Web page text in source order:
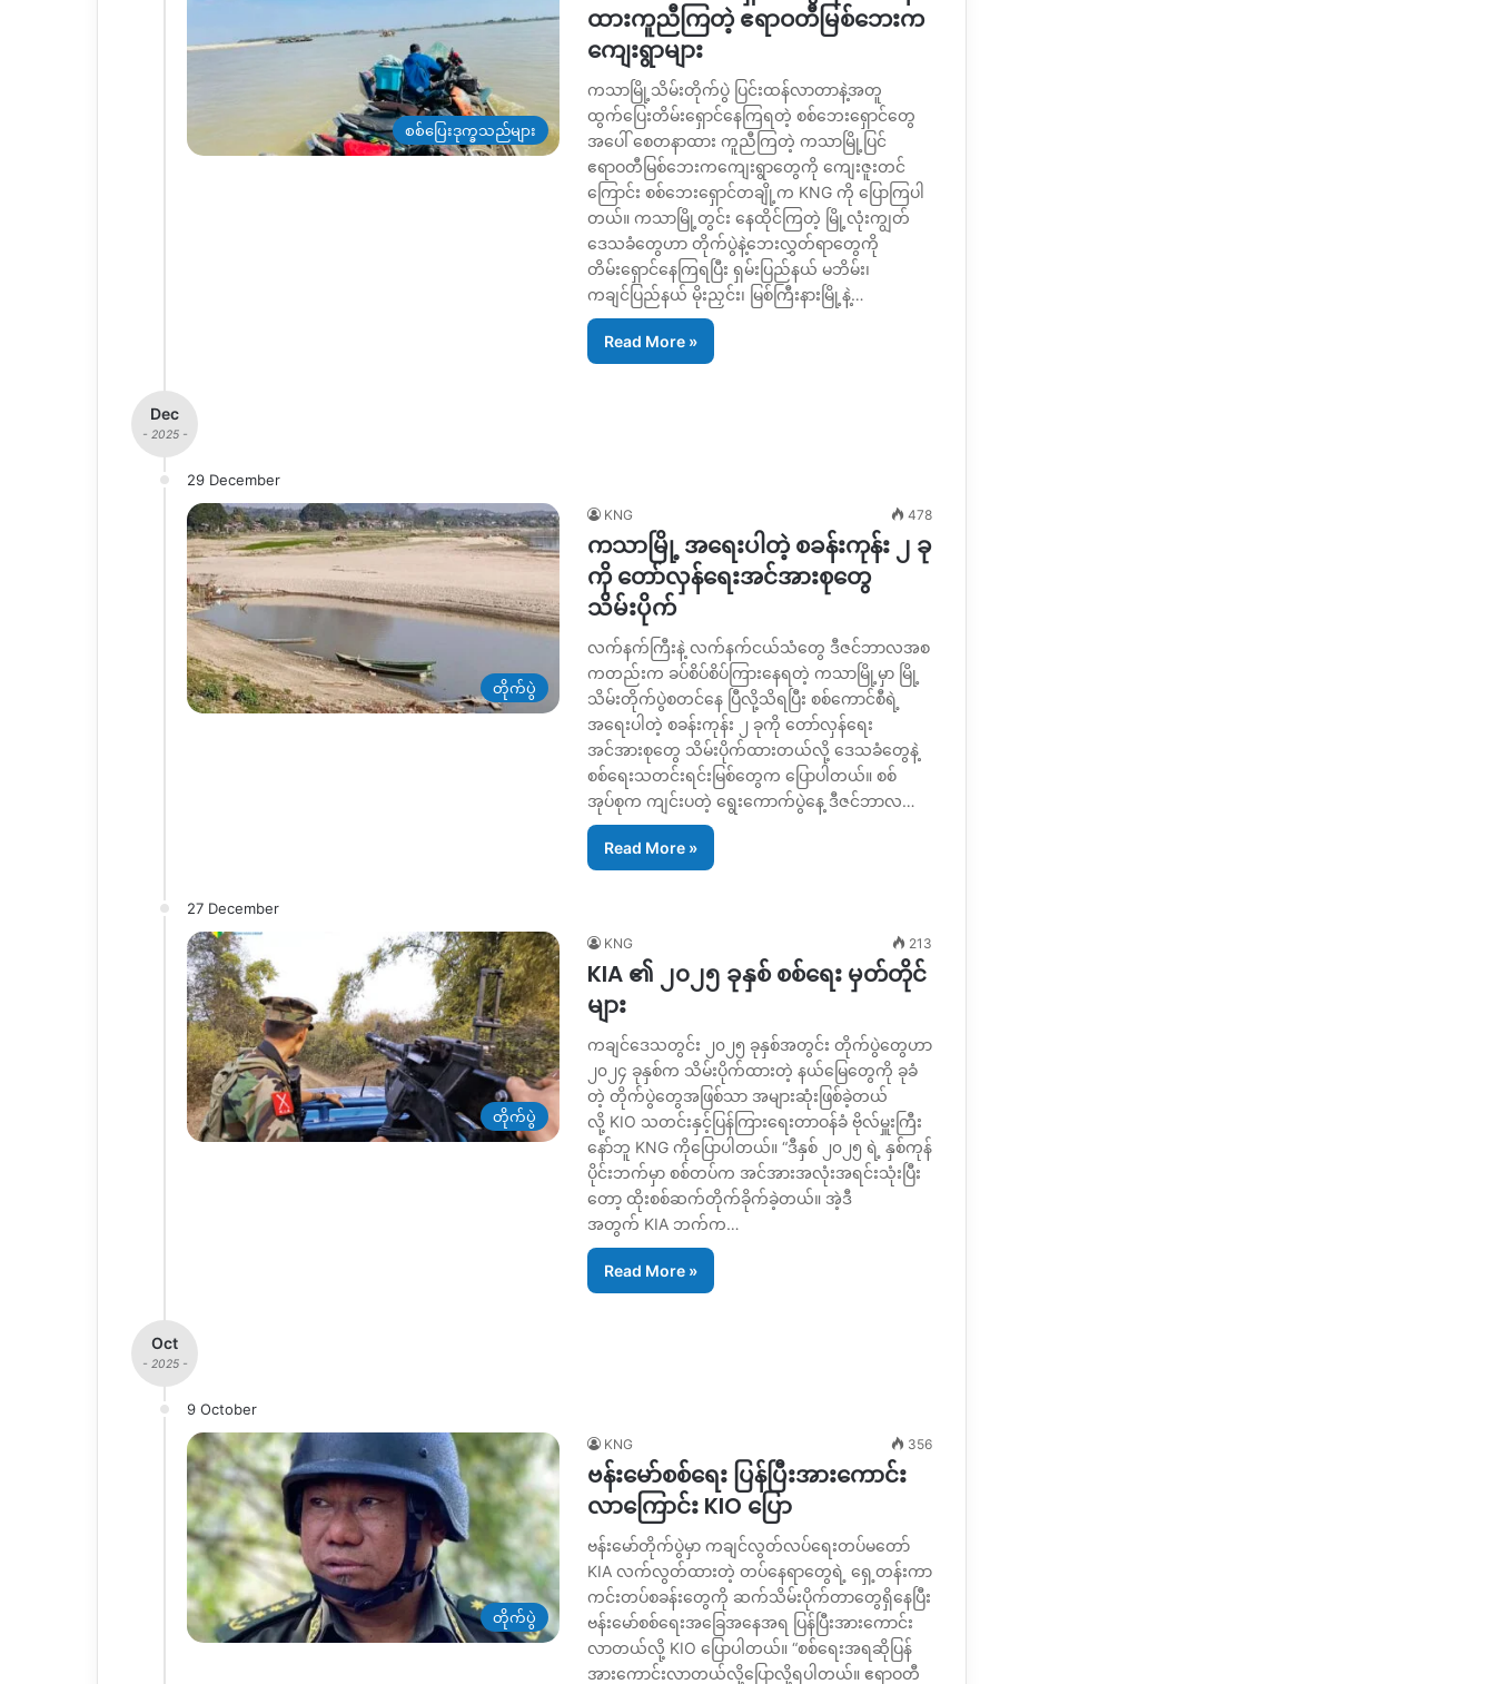
စစ်ပြေးဒုက္ခသည်များ
ထားကူညီကြတဲ့ ဧရာဝတီမြစ်ဘေးက
ကျေးရွာများ
ကသာမြို့သိမ်းတိုက်ပွဲ ပြင်းထန်လာတာနဲ့အတူ
ထွက်ပြေးတိမ်းရှောင်နေကြရတဲ့ စစ်ဘေး‌ရှောင်တွေ
အပေါ် စေတနာထား ကူညီကြတဲ့ ကသာမြို့ပြင်
ဧရာဝတီမြစ်ဘေးကကျေးရွာတွေကို ကျေးဇူးတင်
ကြောင်း စစ်ဘေးရှောင်တချို့က KNG ကို ပြောကြပါ
တယ်။ ကသာမြို့တွင်း နေထိုင်ကြတဲ့ မြို့လုံးကျွတ်
ဒေသခံတွေဟာ တိုက်ပွဲနဲ့ဘေးလွှတ်ရာတွေကို
တိမ်းရှောင်နေကြရပြီး ရှမ်းပြည်နယ် မဘိမ်း၊
ကချင်ပြည်နယ် မိုးညှင်း၊ မြစ်ကြီးနားမြို့နဲ့…
Read More »
Dec
- 2025 -
29 December
တိုက်ပွဲ
KNG 478
ကသာမြို့ အရေးပါတဲ့ စခန်းကုန်း ၂ ခု
ကို တော်လှန်ရေးအင်အားစုတွေ
သိမ်းပိုက်
လက်နက်ကြီးနဲ့ လက်နက်ငယ်သံတွေ ဒီဇင်ဘာလအစ
ကတည်းက ခပ်စိပ်စိပ်ကြားနေရတဲ့ ကသာမြို့မှာ မြို့
သိမ်းတိုက်ပွဲစတင်နေ ပြီလို့သိရပြီး စစ်ကောင်စီရဲ့
အရေးပါတဲ့ စခန်းကုန်း ၂ ခုကို တော်လှန်ရေး
အင်အားစုတွေ သိမ်းပိုက်ထားတယ်လို့ ဒေသခံတွေနဲ့
စစ်ရေးသတင်းရင်းမြစ်တွေက ပြောပါတယ်။ စစ်
အုပ်စုက ကျင်းပတဲ့ ရွေးကောက်ပွဲနေ့ ‌ဒီဇင်ဘာလ…
Read More »
27 December
တိုက်ပွဲ
KNG 213
KIA ၏ ၂၀၂၅ ခုနှစ် စစ်ရေး မှတ်တိုင်
များ
ကချင်ဒေသတွင်း ၂၀၂၅ ခုနှစ်အတွင်း တိုက်ပွဲတွေဟာ
၂၀၂၄ ခုနှစ်က သိမ်းပိုက်ထားတဲ့ နယ်မြေတွေကို ခုခံ
တဲ့ တိုက်ပွဲတွေအဖြစ်သာ အများဆုံးဖြစ်ခဲ့တယ်
လို့ KIO သတင်းနှင့်ပြန်ကြားရေးတာဝန်ခံ ဗိုလ်မှူးကြီး
နော်ဘူ KNG ကိုပြောပါတယ်။ “ဒီနှစ် ၂၀၂၅ ရဲ့ နှစ်ကုန်
ပိုင်းဘက်မှာ စစ်တပ်က အင်အားအလုံးအရင်းသုံးပြီး
တော့ ထိုးစစ်ဆက်တိုက်ခိုက်ခဲ့တယ်။ အဲ့ဒီ
အတွက် KIA ဘက်က…
Read More »
Oct
- 2025 -
9 October
တိုက်ပွဲ
KNG 356
ဗန်းမော်စစ်ရေး ပြန်ပြီးအားကောင်း
လာကြောင်း KIO ပြော
ဗန်းမော်တိုက်ပွဲမှာ ကချင်လွတ်လပ်ရေးတပ်မတော်
KIA လက်လွတ်ထားတဲ့ တပ်နေရာတွေရဲ့ ရှေ့တန်းကာ
ကင်းတပ်စခန်းတွေကို ဆက်သိမ်းပိုက်တာတွေရှိနေပြီး
ဗန်းမော်စစ်ရေးအခြေအနေအရ ပြန်ပြီးအားကောင်း
လာတယ်လို့ KIO ပြောပါတယ်။ “စစ်ရေးအရဆိုပြန်
အားကောင်းလာတယ်လို့ပြောလို့ရပါတယ်။ ဧရာဝတီ